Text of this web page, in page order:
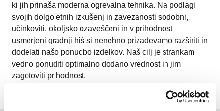
ki jih prinaša moderna ogrevalna tehnika. Na podlagi
svojih dolgoletnih izkušenj in zavezanosti sodobni,
učinkoviti, okoljsko ozaveščeni in v prihodnost
usmerjeni gradnji hiš si nenehno prizadevamo razširiti in
dodelati našo ponudbo izdelkov. Naš cilj je strankam
vedno ponuditi optimalno dodano vrednost in jim
zagotoviti prihodnost.